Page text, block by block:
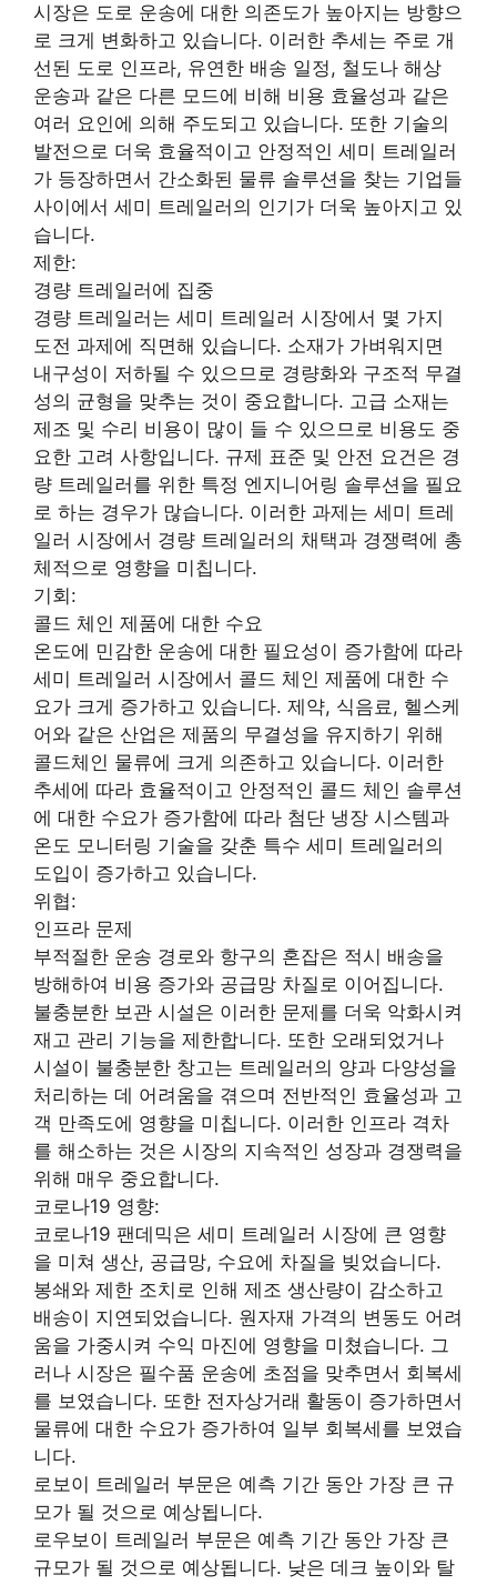
시장은 도로 운송에 대한 의존도가 높아지는 방향으
로 크게 변화하고 있습니다. 이러한 추세는 주로 개
선된 도로 인프라, 유연한 배송 일정, 철도나 해상
운송과 같은 다른 모드에 비해 비용 효율성과 같은
여러 요인에 의해 주도되고 있습니다. 또한 기술의
발전으로 더욱 효율적이고 안정적인 세미 트레일러
가 등장하면서 간소화된 물류 솔루션을 찾는 기업들
사이에서 세미 트레일러의 인기가 더욱 높아지고 있
습니다.
제한:
경량 트레일러에 집중
경량 트레일러는 세미 트레일러 시장에서 몇 가지
도전 과제에 직면해 있습니다. 소재가 가벼워지면
내구성이 저하될 수 있으므로 경량화와 구조적 무결
성의 균형을 맞추는 것이 중요합니다. 고급 소재는
제조 및 수리 비용이 많이 들 수 있으므로 비용도 중
요한 고려 사항입니다. 규제 표준 및 안전 요건은 경
량 트레일러를 위한 특정 엔지니어링 솔루션을 필요
로 하는 경우가 많습니다. 이러한 과제는 세미 트레
일러 시장에서 경량 트레일러의 채택과 경쟁력에 총
체적으로 영향을 미칩니다.
기회:
콜드 체인 제품에 대한 수요
온도에 민감한 운송에 대한 필요성이 증가함에 따라
세미 트레일러 시장에서 콜드 체인 제품에 대한 수
요가 크게 증가하고 있습니다. 제약, 식음료, 헬스케
어와 같은 산업은 제품의 무결성을 유지하기 위해
콜드체인 물류에 크게 의존하고 있습니다. 이러한
추세에 따라 효율적이고 안정적인 콜드 체인 솔루션
에 대한 수요가 증가함에 따라 첨단 냉장 시스템과
온도 모니터링 기술을 갖춘 특수 세미 트레일러의
도입이 증가하고 있습니다.
위협:
인프라 문제
부적절한 운송 경로와 항구의 혼잡은 적시 배송을
방해하여 비용 증가와 공급망 차질로 이어집니다.
불충분한 보관 시설은 이러한 문제를 더욱 악화시켜
재고 관리 기능을 제한합니다. 또한 오래되었거나
시설이 불충분한 창고는 트레일러의 양과 다양성을
처리하는 데 어려움을 겪으며 전반적인 효율성과 고
객 만족도에 영향을 미칩니다. 이러한 인프라 격차
를 해소하는 것은 시장의 지속적인 성장과 경쟁력을
위해 매우 중요합니다.
코로나19 영향:
코로나19 팬데믹은 세미 트레일러 시장에 큰 영향
을 미쳐 생산, 공급망, 수요에 차질을 빚었습니다.
봉쇄와 제한 조치로 인해 제조 생산량이 감소하고
배송이 지연되었습니다. 원자재 가격의 변동도 어려
움을 가중시켜 수익 마진에 영향을 미쳤습니다. 그
러나 시장은 필수품 운송에 초점을 맞추면서 회복세
를 보였습니다. 또한 전자상거래 활동이 증가하면서
물류에 대한 수요가 증가하여 일부 회복세를 보였습
니다.
로보이 트레일러 부문은 예측 기간 동안 가장 큰 규
모가 될 것으로 예상됩니다.
로우보이 트레일러 부문은 예측 기간 동안 가장 큰
규모가 될 것으로 예상됩니다. 낮은 데크 높이와 탈